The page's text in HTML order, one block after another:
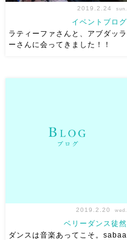
ファさんとアブダッラーさんに
会いに 千葉 船橋に！ 時間が
2019.2.24 sun.
イベントブログ
ラティーファさんと、アブダッラ
ーさんに会ってきました！！
2019.2.20 wed.
ベリーダンス徒然
ダンスは音楽あってこそ。sabaa